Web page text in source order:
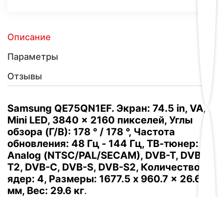
Описание
Параметры
Отзывы
Samsung QE75QN1EF. Экран: 74.5 in, VA,
Mini LED, 3840 x 2160 пикселей, Углы
обзора (Г/В): 178 ° / 178 °, Частота
обновления: 48 Гц - 144 Гц, ТВ-тюнер:
Analog (NTSC/PAL/SECAM), DVB-T, DVB-
T2, DVB-C, DVB-S, DVB-S2, Количество
ядер: 4, Размеры: 1677.5 x 960.7 x 26.6
мм, Вес: 29.6 кг.